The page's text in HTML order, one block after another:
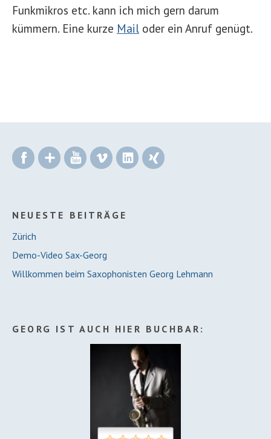
Funkmikros etc. kann ich mich gern darum
kümmern. Eine kurze Mail oder ein Anruf genügt.
FacebookGoogle+YouTubeVimeo LinkedIn
NEUESTE BEITRÄGE
Zürich
Demo-Video Sax-Georg
Willkommen beim Saxophonisten Georg Lehmann
GEORG IST AUCH HIER BUCHBAR: